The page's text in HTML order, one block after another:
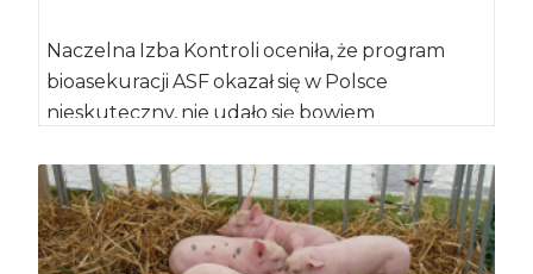
Naczelna Izba Kontroli oceniła, że program
bioasekuracji ASF okazał się w Polsce
nieskuteczny, nie udało się bowiem